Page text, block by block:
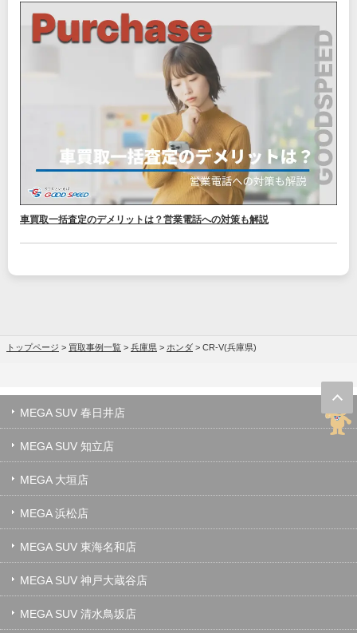
車買取一括査定のデメリットは？営業電話への対策も解説
トップページ > 買取事例一覧 > 兵庫県 > ホンダ > CR-V(兵庫県)
MEGA SUV 春日井店
MEGA SUV 知立店
MEGA 大垣店
MEGA 浜松店
MEGA SUV 東海名和店
MEGA SUV 神戸大蔵谷店
MEGA SUV 清水鳥坂店